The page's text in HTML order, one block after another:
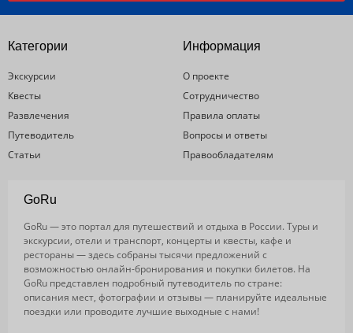
Категории
Экскурсии
Квесты
Развлечения
Путеводитель
Статьи
Информация
О проекте
Сотрудничество
Правила оплаты
Вопросы и ответы
Правообладателям
GoRu
GoRu — это портал для путешествий и отдыха в России. Туры и
экскурсии, отели и транспорт, концерты и квесты, кафе и
рестораны — здесь собраны тысячи предложений с
возможностью онлайн-бронирования и покупки билетов. На
GoRu представлен подробный путеводитель по стране:
описания мест, фотографии и отзывы — планируйте идеальные
поездки или проводите лучшие выходные с нами!